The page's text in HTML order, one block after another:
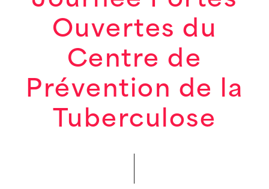
Ouvertes du
Centre de
Prévention de la
Tuberculose